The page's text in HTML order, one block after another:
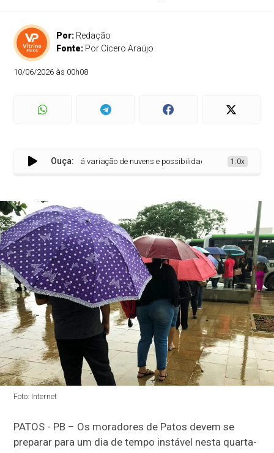
Por: Redação
Fonte: Por Cícero Araújo
10/06/2026 às 00h08
Ouça:
em Patos terá variação de nuvens e possibilidade de pancadas de
1.0x
Foto: Internet
PATOS - PB – Os moradores de Patos devem se
preparar para um dia de tempo instável nesta quarta-